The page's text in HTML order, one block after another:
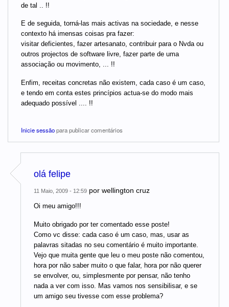
de tal .. !!
E de seguida, torná-las mais activas na sociedade, e nesse
contexto há imensas coisas pra fazer:
visitar deficientes, fazer artesanato, contribuir para o Nvda ou
outros projectos de software livre, fazer parte de uma
associação ou movimento, ... !!
Enfim, receitas concretas não existem, cada caso é um caso,
e tendo em conta estes princípios actua-se do modo mais
adequado possível .... !!
Inicie sessãopara publicar comentários
olá felipe
11 Maio, 2009 - 12:59 por wellington cruz
Oi meu amigo!!!
Muito obrigado por ter comentado esse poste!
Como vc disse: cada caso é um caso, mas, usar as
palavras sitadas no seu comentário é muito importante.
Vejo que muita gente que leu o meu poste não comentou,
hora por não saber muito o que falar, hora por não querer
se envolver, ou, simplesmente por pensar, não tenho
nada a ver com isso. Mas vamos nos sensibilisar, e se
um amigo seu tivesse com esse problema?